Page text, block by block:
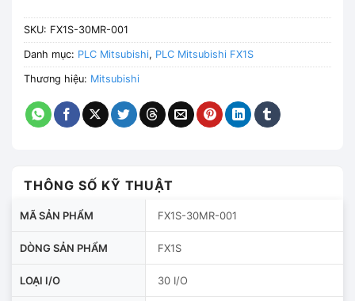
SKU: FX1S-30MR-001
Danh mục: PLC Mitsubishi, PLC Mitsubishi FX1S
Thương hiệu: Mitsubishi
THÔNG SỐ KỸ THUẬT
MÃ SẢN PHẨM FX1S-30MR-001
DÒNG SẢN PHẨM FX1S
LOẠI I/O 30 I/O